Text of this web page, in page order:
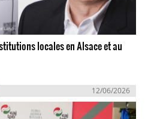
locales en Alsace et au
12/06/2026